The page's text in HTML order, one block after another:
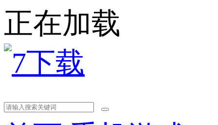
正在加载